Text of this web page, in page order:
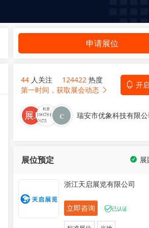
申请展位
44 人关注 124422 热度
开
第一时间，获取展会动态
瑞安市优象科技有限公
展位预定 展
浙江天启展览有限公司
立即咨询 已认证